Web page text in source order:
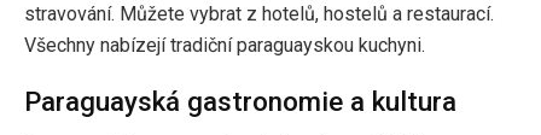
stravování. Můžete vybrat z hotelů, hostelů a restaurací.
Všechny nabízejí tradiční paraguayskou kuchyni.
Paraguayská gastronomie a kultura